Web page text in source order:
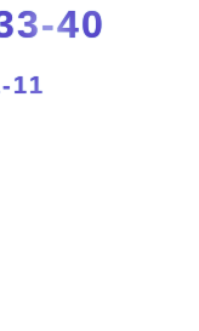
40
11